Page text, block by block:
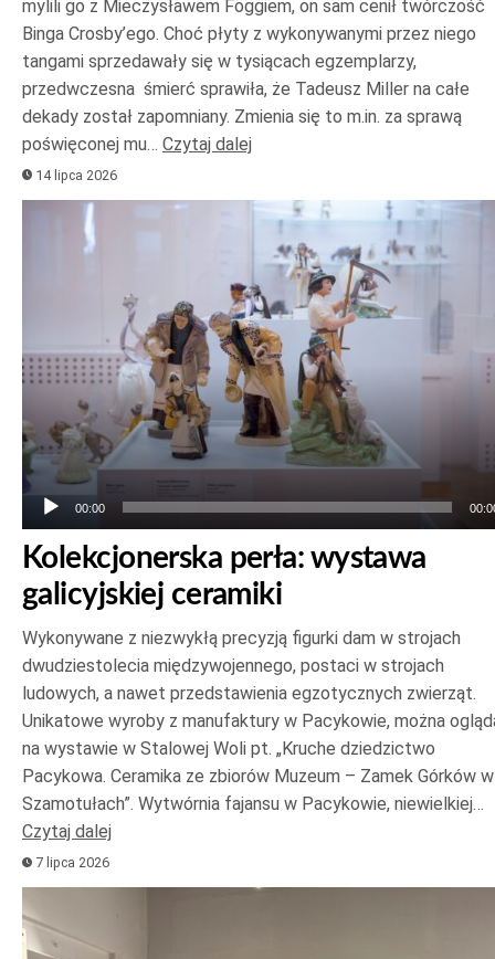
mylili go z Mieczysławem Foggiem, on sam cenił twórczość
Binga Crosby’ego. Choć płyty z wykonywanymi przez niego
tangami sprzedawały się w tysiącach egzemplarzy,
przedwczesna śmierć sprawiła, że Tadeusz Miller na całe
dekady został zapomniany. Zmienia się to m.in. za sprawą
poświęconej mu… Czytaj dalej
14 lipca 2026
Odtwarzacz
00:00
Kolekcjonerska perła: wystawa
galicyjskiej ceramiki
Wykonywane z niezwykłą precyzją figurki dam w strojach
dwudziestolecia międzywojennego, postaci w strojach
ludowych, a nawet przedstawienia egzotycznych zwierząt.
Unikatowe wyroby z manufaktury w Pacykowie, można
na wystawie w Stalowej Woli pt. „Kruche dziedzictwo
Pacykowa. Ceramika ze zbiorów Muzeum – Zamek Górków w
Szamotułach”. Wytwórnia fajansu w Pacykowie, niewielkiej…
Czytaj dalej
7 lipca 2026
Odtwarzacz
plików